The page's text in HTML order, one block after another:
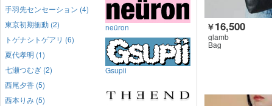
￥16,500
glamb
Bag
手羽先センセーション (4)
東京初期衝動 (2)
トゲナシトゲアリ (6)
夏代孝明 (1)
七瀬つむぎ (2)
西尾夕香 (5)
西本りみ (5)
neüron
Gsupii